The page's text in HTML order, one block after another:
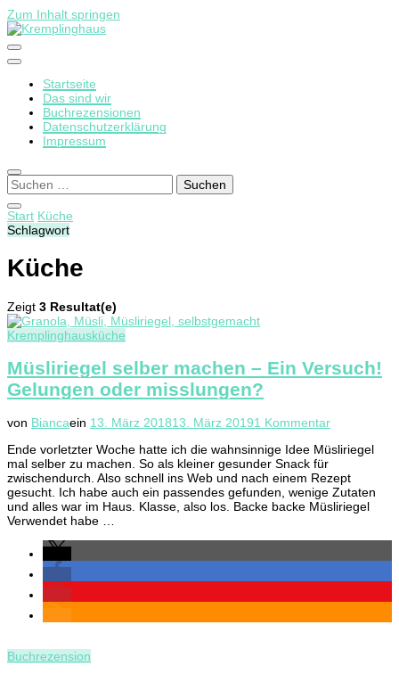
Zum Inhalt springen
Kremplinghaus
Startseite
Das sind wir
Buchrezensionen
Datenschutzerklärung
Impressum
Suchen
nach:
Start Küche
Schlagwort
Küche
Zeigt 3 Resultat(e)
Kremplinghausküche
Müsliriegel selber machen – Ein Versuch!
Gelungen oder misslungen?
von Biancaein 13. März 201813. März 20191 Kommentarzu
selber
–
Ein
Versuch!
Ende vorletzter Woche hatte ich die wahnsinnige Idee Müsliriegel
mal selber zu machen. So als kleiner gesunder Snack für
zwischendurch. Also schnell ins Web und nach einem Rezept
gesucht. Ich habe auch ein passendes gefunden, wenige Zutaten
und alles war im Haus. Klasse, also los. Backe backe Müsliriegel
Verwendet habe …
Buchrezension